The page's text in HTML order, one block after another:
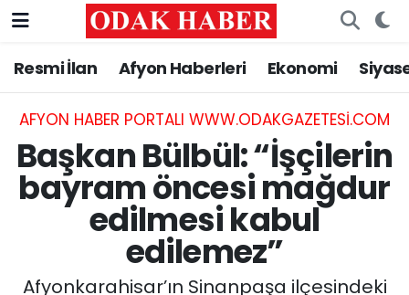
Resmi İlan Afyon Haberleri Ekonomi
AFYON HABER PORTALI WWW.ODAKGAZETESI.COM
Başkan Bülbül: “İşçilerin
bayram öncesi mağdur
edilmesi kabul
edilemez”
Afyonkarahisar’ın Sinanpaşa ilçesindeki
AFYONKARAHİSAR HABERLERİ
Resmi İlan
ASAYİŞ
GÜNCEL
Nöbetçi Eczaneler
Hava Durumu
Trafik Durumu
Süper Lig Puan Durumu ve Fikstür
Tüm Manşetler